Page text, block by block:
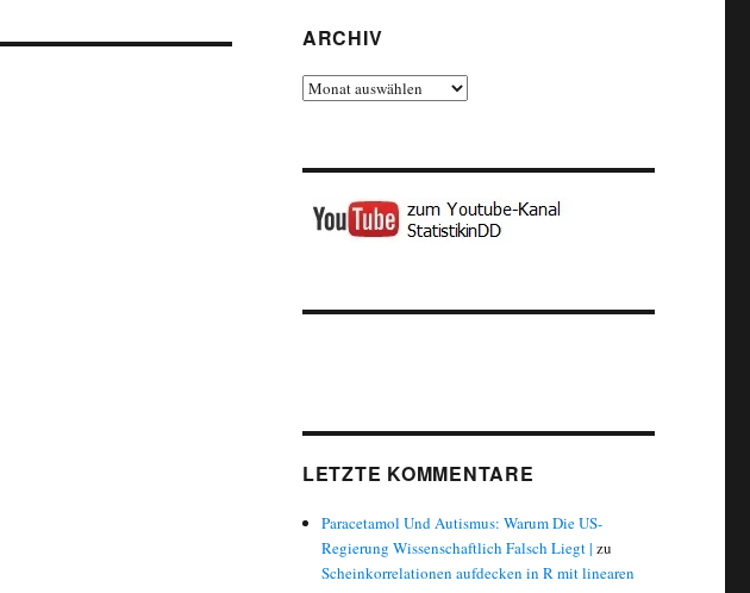
ARCHIV
Archiv
LETZTE KOMMENTARE
Paracetamol Und Autismus: Warum Die US-
Regierung Wissenschaftlich Falsch Liegt | zu
Scheinkorrelationen aufdecken in R mit linearen